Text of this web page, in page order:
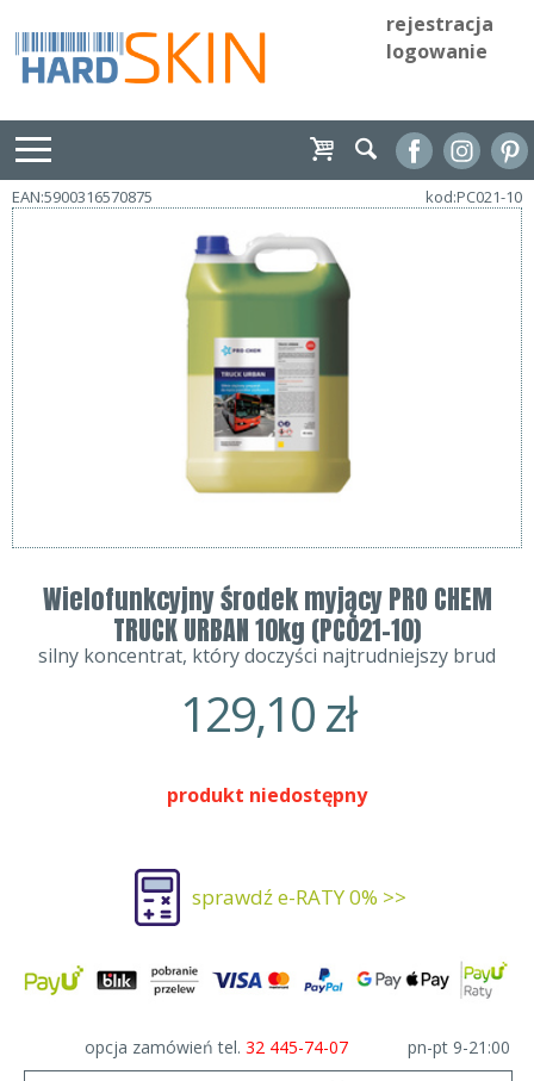
rejestracja
logowanie
EAN:5900316570875 kod:PC021-10
Wielofunkcyjny środek myjący PRO CHEM
TRUCK URBAN 10kg (PC021-10)
silny koncentrat, który doczyści najtrudniejszy brud
129,10zł
produkt niedostępny
sprawdź e-RATY 0% >>
opcja zamówień tel. 32 445-74-07 pn-pt 9-21:00